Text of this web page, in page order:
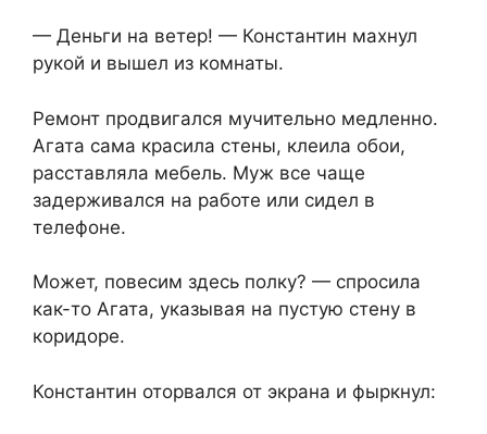
— Деньги на ветер! — Константин махнул
рукой и вышел из комнаты.
Ремонт продвигался мучительно медленно.
Агата сама красила стены, клеила обои,
расставляла мебель. Муж все чаще
задерживался на работе или сидел в
телефоне.
Может, повесим здесь полку? — спросила
как-то Агата, указывая на пустую стену в
коридоре.
Константин оторвался от экрана и фыркнул: